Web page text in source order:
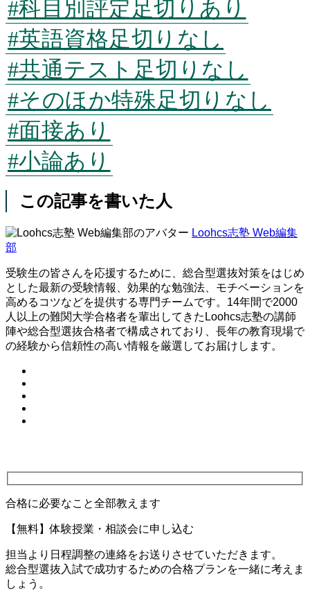
#科目別評定足切りあり
#英語資格足切りなし
#共通テスト足切りなし
#そのほか特殊足切りなし
#面接あり
#小論あり
この記事を書いた人
Loohcs志塾 Web編集
部
受験生の皆さんを応援するために、総合型選抜対策をはじめ
とした最新の受験情報、効果的な勉強法、モチベーションを
高めるコツなどを提供する専門チームです。14年間で2000
人以上の難関大学合格者を輩出してきたLoohcs志塾の講師
陣や総合型選抜合格者で構成されており、長年の教育現場で
の経験から信頼性の高い情報を厳選してお届けします。
合格に必要なこと全部教えます
【無料】体験授業・相談会に申し込む
担当より日程調整の連絡をお送りさせていただきます。
総合型選抜入試で成功するための合格プランを一緒に考えま
しょう。